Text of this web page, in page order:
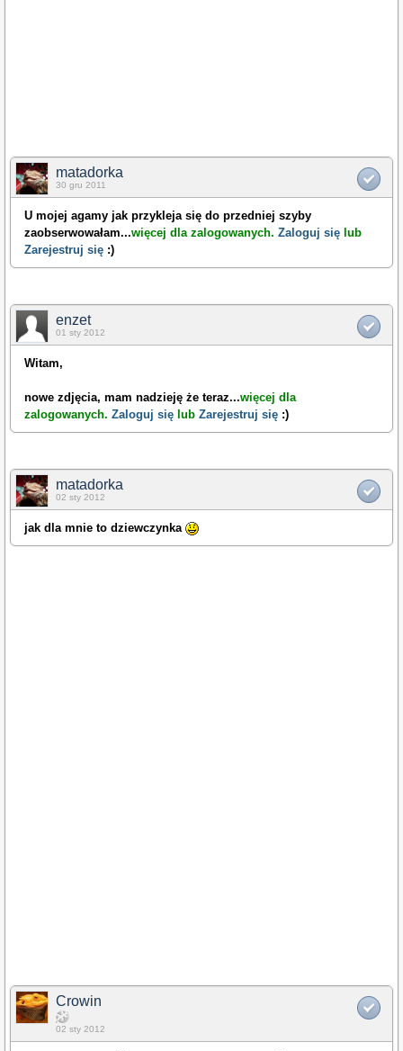
matadorka
30 gru 2011
U mojej agamy jak przykleja się do przedniej szyby
zaobserwowałam...więcej dla zalogowanych. Zaloguj się lub
Zarejestruj się :)
enzet
01 sty 2012
Witam,
nowe zdjęcia, mam nadzieję że teraz...więcej dla
zalogowanych. Zaloguj się lub Zarejestruj się :)
matadorka
02 sty 2012
jak dla mnie to dziewczynka
Crowin
02 sty 2012